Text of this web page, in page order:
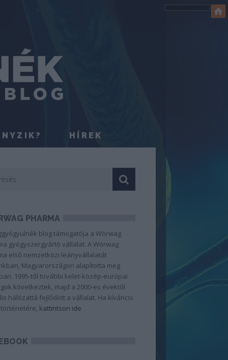
HÍREK
PHARMA
blog támogatója a Wörwag
gyógyszergyártó vállalat. A Wörwag
első nemzetközi leányvállalatát
Magyarországon alapította meg
1995-től további kelet-közép-európai
következtek, majd a 2000-es évektől
hálózattá fejlődött a vállalat. Ha kíváncsi
történetére, kattintson ide